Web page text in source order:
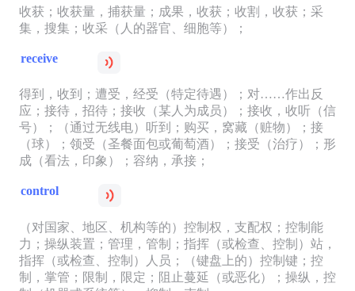
收获；收获量，捕获量；成果，收获；收割，收获；采
集，搜集；收采（人的器官、细胞等）；
receive
得到，收到；遭受，经受（特定待遇）；对……作出反
应；接待，招待；接收（某人为成员）；接收，收听（信
号）；（通过无线电）听到；购买，窝藏（赃物）；接
（球）；领受（圣餐面包或葡萄酒）；接受（治疗）；形
成（看法，印象）；容纳，承接；
control
（对国家、地区、机构等的）控制权，支配权；控制能
力；操纵装置；管理，管制；指挥（或检查、控制）站，
指挥（或检查、控制）人员；（键盘上的）控制键；控
制，掌管；限制，限定；阻止蔓延（或恶化）；操纵，控